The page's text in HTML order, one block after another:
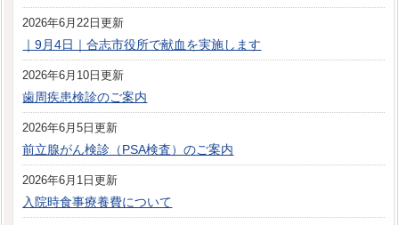
2026年6月22日更新
｜9月4日｜合志市役所で献血を実施します
2026年6月10日更新
歯周疾患検診のご案内
2026年6月5日更新
前立腺がん検診（PSA検査）のご案内
2026年6月1日更新
入院時食事療養費について